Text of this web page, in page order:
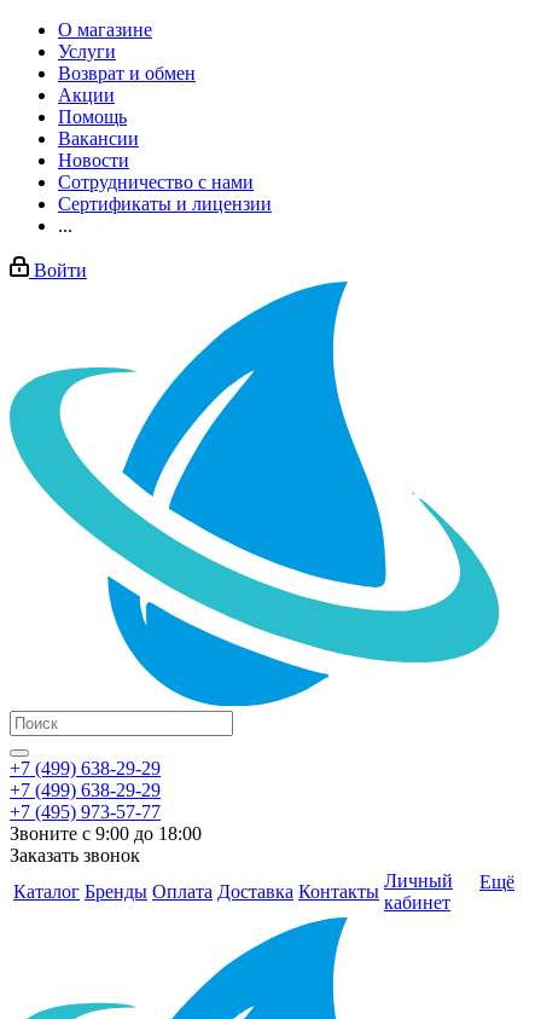
О магазине
Услуги
Возврат и обмен
Акции
Помощь
Вакансии
Новости
Сотрудничество с нами
Сертификаты и лицензии
...
Войти
+7 (499) 638-29-29
+7 (499) 638-29-29
+7 (495) 973-57-77
Звоните с 9:00 до 18:00
Заказать звонок
Каталог Бренды Оплата Доставка Контакты
Личный
кабинет
Ещё